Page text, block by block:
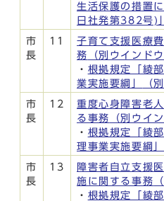
生活保護の措置
日社発第382号)」
市
長
11
子育て支援医療
務
（別ウインド
・ 根拠規定「綾
業実施要綱」
（
市
長
12
重度心身障害老
る事務
（別ウイ
・ 根拠規定「綾
理事業実施要綱」
市
長
13
障害者自立支援
施に関する事務
・ 根拠規定「綾